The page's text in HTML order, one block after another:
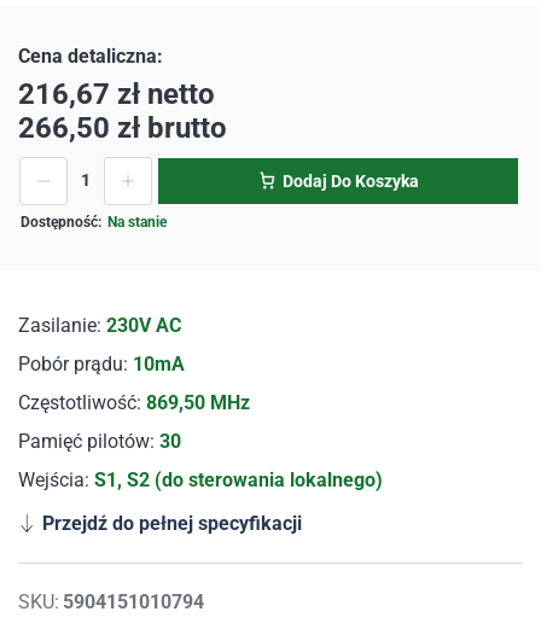
Zasilanie: 230V AC
Pobór prądu: 10mA
Częstotliwość: 869,50 MHz
Pamięć pilotów: 30
Wejścia: S1, S2 (do sterowania lokalnego)
Przejdź do pełnej specyfikacji
SKU: 5904151010794
216,67 zł netto
266,50 zł brutto
Na stanie
Dodaj Do Koszyka